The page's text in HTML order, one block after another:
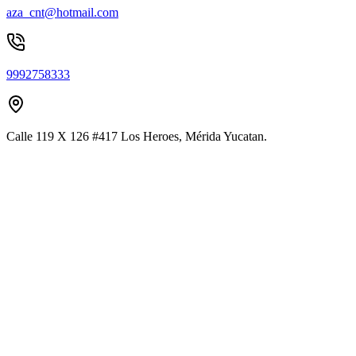
aza_cnt@hotmail.com
9992758333
Calle 119 X 126 #417 Los Heroes, Mérida Yucatan.